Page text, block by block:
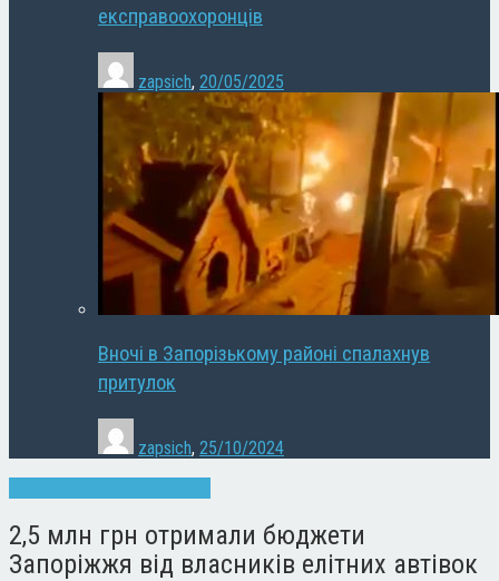
експравоохоронців
zapsich, 20/05/2025
Вночі в Запорізькому районі спалахнув
притулок
zapsich, 25/10/2024
2,5 млн грн отримали бюджети
Запоріжжя від власників елітних автівок